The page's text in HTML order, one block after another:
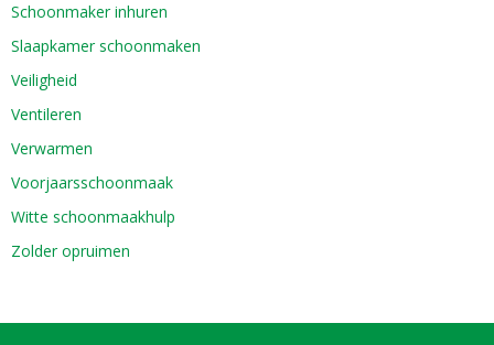
Schoonmaker inhuren
Slaapkamer schoonmaken
Veiligheid
Ventileren
Verwarmen
Voorjaarsschoonmaak
Witte schoonmaakhulp
Zolder opruimen